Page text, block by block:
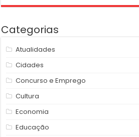
Categorias
Atualidades
Cidades
Concurso e Emprego
Cultura
Economia
Educação